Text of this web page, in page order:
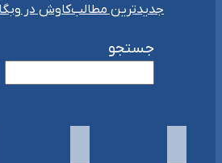
جدیدترین مطالبکاوش در
جستجو